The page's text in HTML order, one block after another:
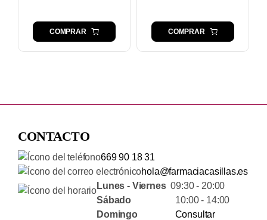
COMPRAR COMPRAR
CONTACTO
669 90 18 31
hola@farmaciacasillas.es
Lunes - Viernes09:30 - 20:00
Sábado 10:00 - 14:00
Domingo
Consultar